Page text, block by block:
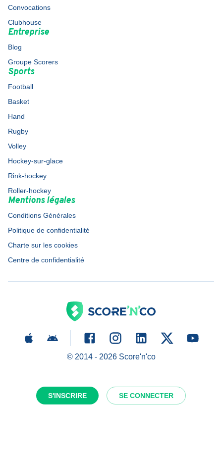
S'INSCRIRE SE CONNECTER
Convocations
Clubhouse
Entreprise
Blog
Groupe Scorers
Sports
Football
Basket
Hand
Rugby
Volley
Hockey-sur-glace
Rink-hockey
Roller-hockey
Mentions légales
Conditions Générales
Politique de confidentialité
Charte sur les cookies
Centre de confidentialité
© 2014 - 2026Score'n'co